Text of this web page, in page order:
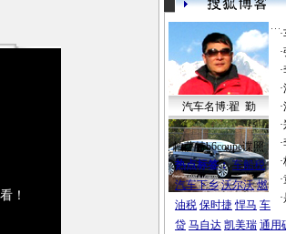
！
汽车名博:翟 勤
帕萨特b6coupe谍照
·
·
·
·
·
·
·
·
·
·
热点标签： 车船税
汽车下乡 沃尔沃 燃
油税 保时捷 悍马 车
贷 马自达 凯美瑞 通用